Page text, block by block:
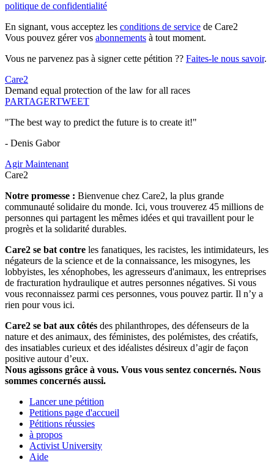
politique de confidentialité
En signant, vous acceptez les conditions de service de Care2
Vous pouvez gérer vos abonnements à tout moment.
Vous ne parvenez pas à signer cette pétition ?? Faites-le nous savoir.
Care2
Demand equal protection of the law for all races
PARTAGERTWEET
"The best way to predict the future is to create it!"
- Denis Gabor
Agir Maintenant
Care2
Notre promesse : Bienvenue chez Care2, la plus grande
communauté solidaire du monde. Ici, vous trouverez 45 millions de
personnes qui partagent les mêmes idées et qui travaillent pour le
progrès et la solidarité durables.
Care2 se bat contre les fanatiques, les racistes, les intimidateurs, les
négateurs de la science et de la connaissance, les misogynes, les
lobbyistes, les xénophobes, les agresseurs d'animaux, les entreprises
de fracturation hydraulique et autres personnes négatives. Si vous
vous reconnaissez parmi ces personnes, vous pouvez partir. Il n’y a
rien pour vous ici.
Care2 se bat aux côtés des philanthropes, des défenseurs de la
nature et des animaux, des féministes, des polémistes, des créatifs,
des insatiables curieux et des idéalistes désireux d’agir de façon
positive autour d’eux.
Nous agissons grâce à vous. Vous vous sentez concernés. Nous
sommes concernés aussi.
Lancer une pétition
Petitions page d'accueil
Pétitions réussies
à propos
Activist University
Aide